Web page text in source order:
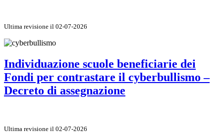
Ultima revisione il 02-07-2026
Individuazione scuole beneficiarie dei
Fondi per contrastare il cyberbullismo –
Decreto di assegnazione
Ultima revisione il 02-07-2026